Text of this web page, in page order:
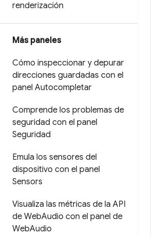
renderización
Más paneles
Cómo inspeccionar y depurar
direcciones guardadas con el
panel Autocompletar
Comprende los problemas de
seguridad con el panel
Seguridad
Emula los sensores del
dispositivo con el panel
Sensors
Visualiza las métricas de la API
de WebAudio con el panel de
WebAudio